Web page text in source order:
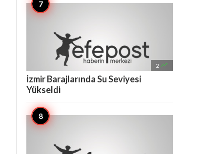
2 
İzmir Barajlarında Su Seviyesi
Yükseldi